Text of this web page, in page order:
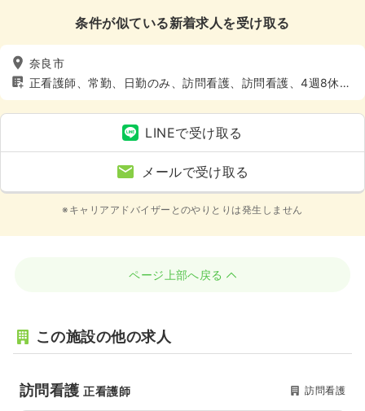
条件が似ている新着求人を受け取る
奈良市
正看護師、常勤、日勤のみ、訪問看護、訪問看護、4週8休以
上
LINEで受け取る
メールで受け取る
※キャリアアドバイザーとのやりとりは発生しません
ページ上部へ戻る
この施設の他の求人
訪問看護正看護師 訪問看護